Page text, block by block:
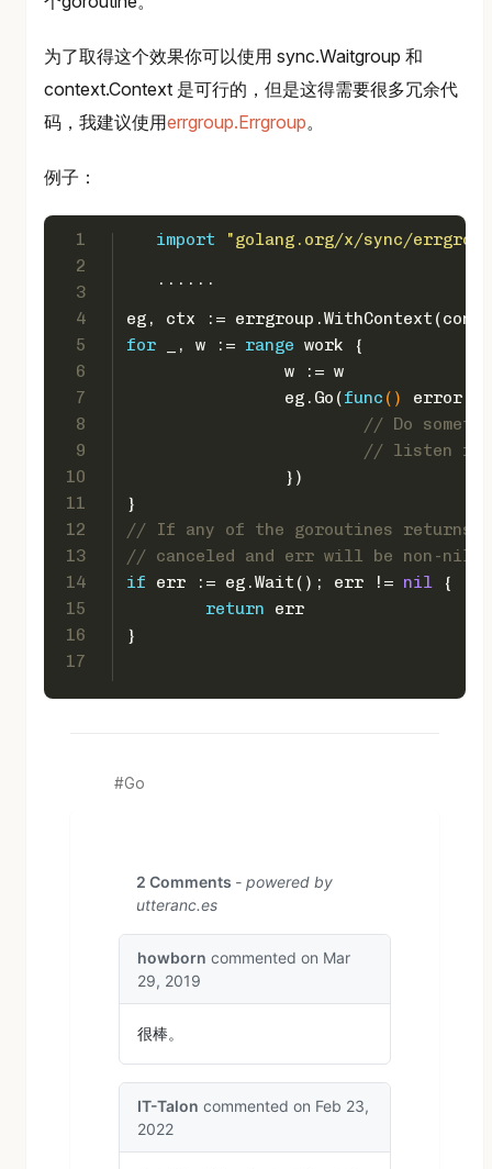
为了取得这个效果你可以使用 sync.Waitgroup 和
context.Context 是可行的，但是这得需要很多冗余代
码，我建议使用errgroup.Errgroup。
例子：
1
2
3
4
5
6
7
8
9
10
11
12
13
14
15
16
17
import
"golang.org/x/sync/
   ......
eg, ctx :=
for _, w := range work {
		w := w
		eg.Go(
func () error
// Do
// listen for
		})
}
// If any of the goroutines returns
// canceled and err will be non-nil.
if err := eg.Wait(); err != nil {
return err
}
Go